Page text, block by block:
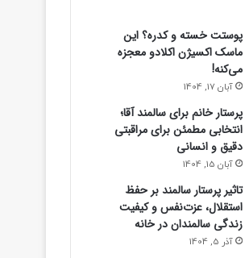
پوستت خسته و کدره؟ این
ماسک اکسیژن اکلادو معجزه
می‌کنه!
آبان 17, 1404
پرستار خانم برای سالمند آقا؛
انتخابی مطمئن برای مراقبتی
دقیق و انسانی
آبان 15, 1404
تاثیر پرستار سالمند بر حفظ
استقلال، عزت‌نفس و کیفیت
زندگی سالمندان در خانه
آذر 5, 1404